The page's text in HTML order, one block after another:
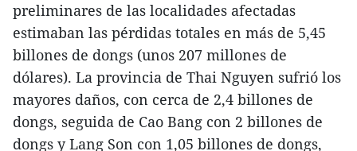
preliminares de las localidades afectadas
estimaban las pérdidas totales en más de 5,45
billones de dongs (unos 207 millones de
dólares). La provincia de Thai Nguyen sufrió los
mayores daños, con cerca de 2,4 billones de
dongs, seguida de Cao Bang con 2 billones de
dongs y Lang Son con 1,05 billones de dongs,